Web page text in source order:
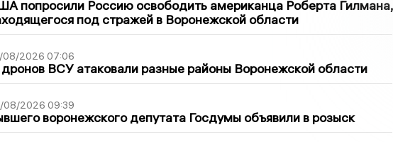
попросили Россию освободить американца Роберта Гилмана,
под стражей в Воронежской области
08/2026 07:06
дронов ВСУ атаковали разные районы Воронежской области
08/2026 09:39
воронежского депутата Госдумы объявили в розыск